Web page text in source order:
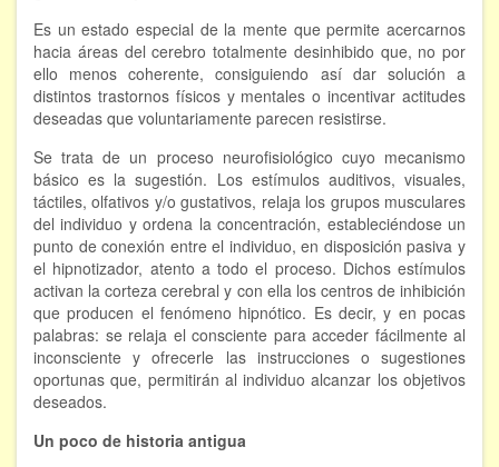
Tarot
Viaje astral
EVENTOS
FORMACIÓN
Viaje Astral, Evolución de la conciencia
Bioenergía Cuántica Evolutiva
Limpieza de las energías - - Próximamente TALLER
PRÁCTICO
NOTICIAS Y ENTREVISTAS
TERAPIAS
Es un estado especial de la mente que permite acercarnos
hacia áreas del cerebro totalmente desinhibido que, no por
ello menos coherente, consiguiendo así dar solución a
distintos trastornos físicos y mentales o incentivar actitudes
deseadas que voluntariamente parecen resistirse.
Se trata de un proceso neurofisiológico cuyo mecanismo
básico es la sugestión. Los estímulos auditivos, visuales,
táctiles, olfativos y/o gustativos, relaja los grupos musculares
del individuo y ordena la concentración, estableciéndose un
punto de conexión entre el individuo, en disposición pasiva y
el hipnotizador, atento a todo el proceso. Dichos estímulos
activan la corteza cerebral y con ella los centros de inhibición
que producen el fenómeno hipnótico. Es decir, y en pocas
palabras: se relaja el consciente para acceder fácilmente al
inconsciente y ofrecerle las instrucciones o sugestiones
oportunas que, permitirán al individuo alcanzar los objetivos
deseados.
Un poco de historia antigua